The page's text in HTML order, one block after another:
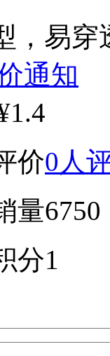
，易穿
通知
价0人
量6750
分1